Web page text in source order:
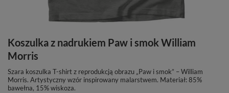
Koszulka z nadrukiem Paw i smok William
Morris
Szara koszulka T-shirt z reprodukcją obrazu „Paw i smok” – William
Morris. Artystyczny wzór inspirowany malarstwem. Materiał: 85%
bawełna, 15% wiskoza.